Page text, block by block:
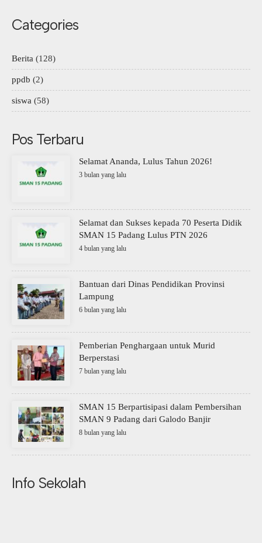
Categories
Berita (128)
ppdb (2)
siswa (58)
Pos Terbaru
Selamat Ananda, Lulus Tahun 2026!
3 bulan yang lalu
Selamat dan Sukses kepada 70 Peserta Didik
SMAN 15 Padang Lulus PTN 2026
4 bulan yang lalu
Bantuan dari Dinas Pendidikan Provinsi
Lampung
6 bulan yang lalu
Pemberian Penghargaan untuk Murid
Berperstasi
7 bulan yang lalu
SMAN 15 Berpartisipasi dalam Pembersihan
SMAN 9 Padang dari Galodo Banjir
8 bulan yang lalu
Info Sekolah